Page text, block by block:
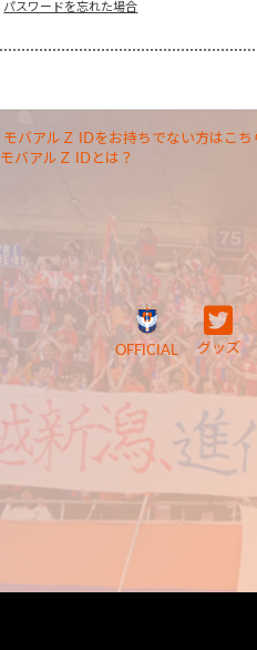
パスワードを忘れた場合
モバアルＺ IDをお持ちでない方はこち
モバアルＺ IDとは？
OFFICIAL グッズ